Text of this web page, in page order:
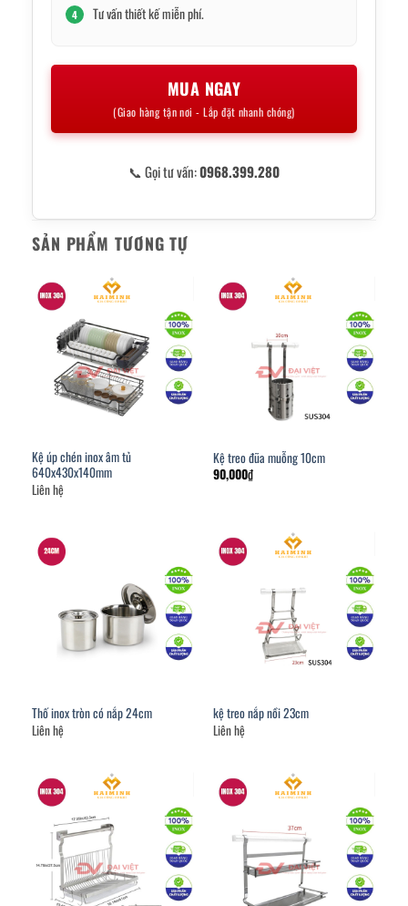
4 Tư vấn thiết kế miễn phí.
MUA NGAY
(Giao hàng tận nơi - Lắp đặt nhanh chóng)
📞 Gọi tư vấn:0968.399.280
SẢN PHẨM TƯƠNG TỰ
Kệ úp chén inox âm tủ
640x430x140mm
Liên hệ
Kệ treo đũa muỗng 10cm
90,000₫
Thố inox tròn có nắp 24cm
Liên hệ
kệ treo nắp nồi 23cm
Liên hệ